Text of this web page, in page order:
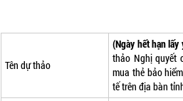
Tên dự thảo
(Ngày hết hạn
thảo Nghị quyết
mua thẻ bảo
tế trên địa bàn